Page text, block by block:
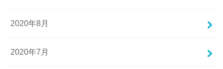
2020年8月
2020年7月